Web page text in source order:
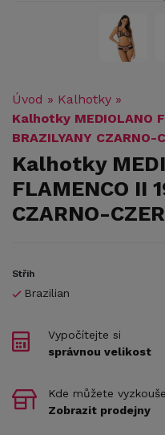
Úvod » Kalhotky »
Kalhotky MEDIOLANO
BRAZILYANY CZARNO-
Kalhotky
FLAMENCO II
CZARNO-
Střih
Brazilian
Vypočítejte si
správnou velikost
Kde můžete
Zobrazit prodejny